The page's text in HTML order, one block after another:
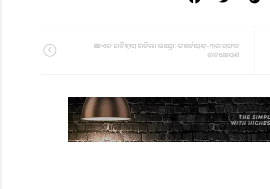
ଆଉ ଏକ ଇତିହାସ ରଚିଲା ଇସ୍ରୋ: କାର୍ଟୋସାଟ୍-୩ର ସଫଳ
ଉତକ୍ଷେପଣ